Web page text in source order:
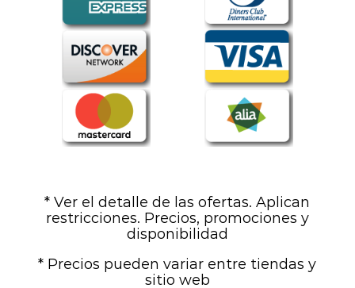
* Ver el detalle de las ofertas. Aplican
restricciones. Precios, promociones y
disponibilidad
* Precios pueden variar entre tiendas y
sitio web